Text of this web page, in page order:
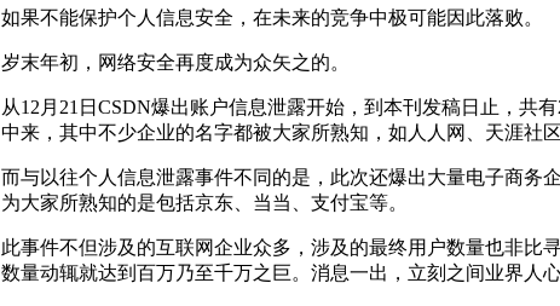
如果不能保护个人信息安全，在未来的竞争中极可能因此落败。
岁末年初，网络安全再度成为众矢之的。
从12月21日CSDN爆出账户信息泄露开始，到本刊发稿日止，共
中来，其中不少企业的名字都被大家所熟知，如人人网、天涯社区
而与以往个人信息泄露事件不同的是，此次还爆出大量电子商务
为大家所熟知的是包括京东、当当、支付宝等。
此事件不但涉及的互联网企业众多，涉及的最终用户数量也非比
数量动辄就达到百万乃至千万之巨。消息一出，立刻之间业界人心